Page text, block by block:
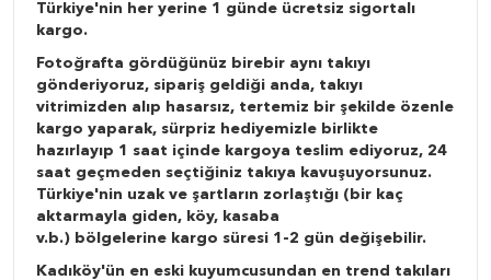
Türkiye'nin her yerine 1 günde ücretsiz sigortalı
kargo.
Fotoğrafta gördüğünüz birebir aynı takıyı
gönderiyoruz, sipariş geldiği anda, takıyı
vitrimizden alıp hasarsız, tertemiz bir şekilde özenle
kargo yaparak, sürpriz hediyemizle birlikte
hazırlayıp 1 saat içinde kargoya teslim ediyoruz, 24
saat geçmeden seçtiğiniz takıya kavuşuyorsunuz.
Türkiye'nin uzak ve şartların zorlaştığı (bir kaç
aktarmayla giden, köy, kasaba
v.b.) bölgelerine kargo süresi 1-2 gün değişebilir.
Kadıköy'ün en eski kuyumcusundan en trend takıları